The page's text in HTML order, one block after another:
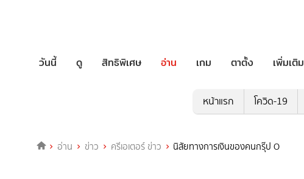
วันนี้ ดู สิทธิพิเศษ อ่าน เกม ตาตั้ง เพิ่มเติม
หน้าแรก โควิด-19
อ่าน ข่าว ครีเอเตอร์ ข่าว นิสัยทางการเงินของคนกรุ๊ป O